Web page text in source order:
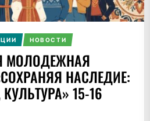
НОВОСТИ
МОЛОДЕЖНАЯ
НАСЛЕДИЕ:
15-16